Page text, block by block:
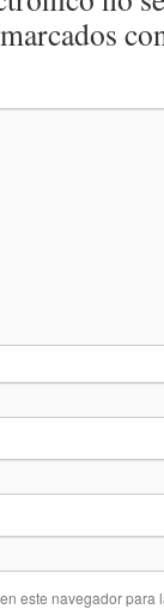
este navegador para